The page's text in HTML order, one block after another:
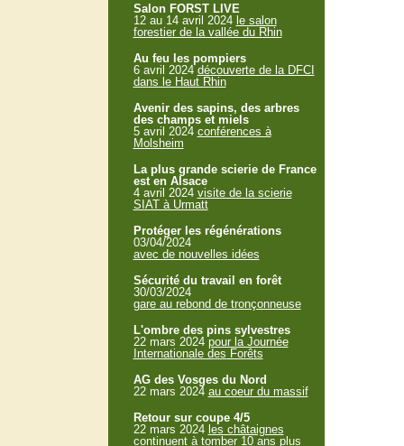
Salon FORST LIVE
12 au 14 avril 2024 le salon
forestier de la vallée du Rhin
Au feu les pompiers
6 avril 2024 découverte de la DFCI
dans le Haut Rhin
Avenir des sapins, des arbres
des champs et miels
5 avril 2024 conférences à
Molsheim
La plus grande scierie de France
est en Alsace
4 avril 2024 visite de la scierie
SIAT à Urmatt
Protéger les régénérations
03/04/2024
avec de nouvelles idées
Sécurité du travail en forêt
30/03/2024
gare au rebond de tronçonneuse
L'ombre des pins sylvestres
22 mars 2024 pour la Journée
Internationale des Forêts
AG des Vosges du Nord
22 mars 2024 au coeur du massif
Retour sur coupe 4/5
22 mars 2024 les châtaignes
continuent à tomber 10 ans plus